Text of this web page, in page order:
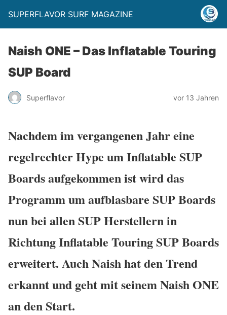
SUPERFLAVOR SURF MAGAZINE
Naish ONE – Das Inflatable Touring
SUP Board
Superflavor vor 13 Jahren
Nachdem im vergangenen Jahr eine
regelrechter Hype um Inflatable SUP
Boards aufgekommen ist wird das
Programm um aufblasbare SUP Boards
nun bei allen SUP Herstellern in
Richtung Inflatable Touring SUP Boards
erweitert. Auch Naish hat den Trend
erkannt und geht mit seinem Naish ONE
an den Start.